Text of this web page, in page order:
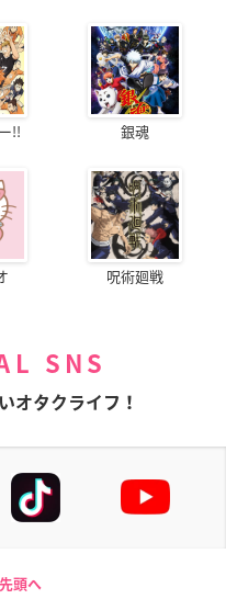
!! 銀魂
呪術廻戦
SNS
オタクライフ！
頭へ